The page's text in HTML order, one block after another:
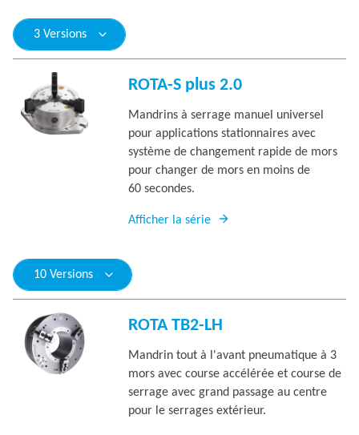
3 Versions
ROTA-S plus 2.0
Mandrins à serrage manuel universel
pour applications stationnaires avec
système de changement rapide de mors
pour changer de mors en moins de
60 secondes.
Afficher la série
10 Versions
ROTA TB2-LH
Mandrin tout à l'avant pneumatique à 3
mors avec course accélérée et course de
serrage avec grand passage au centre
pour le serrages extérieur.